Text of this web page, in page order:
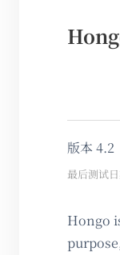
版本 4.2
最后测试
Hongo